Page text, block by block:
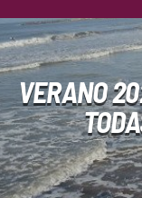
VERANO